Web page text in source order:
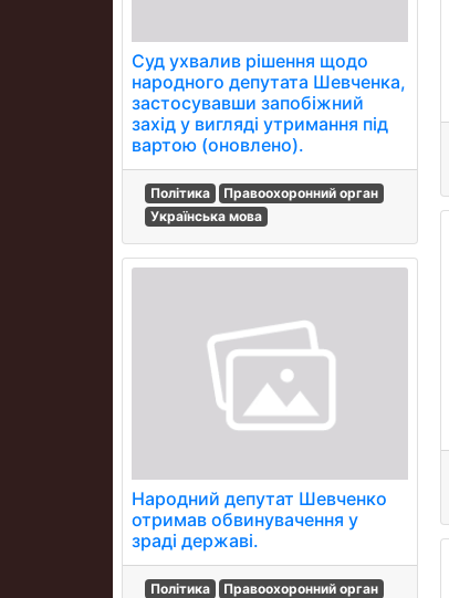
Суд ухвалив рішення щодо
народного депутата Шевченка,
застосувавши запобіжний
захід у вигляді утримання під
вартою (оновлено).
Політика
Правоохоронний орган
Українська мова
Народний депутат Шевченко
отримав обвинувачення у
зраді державі.
Політика
Правоохоронний орган